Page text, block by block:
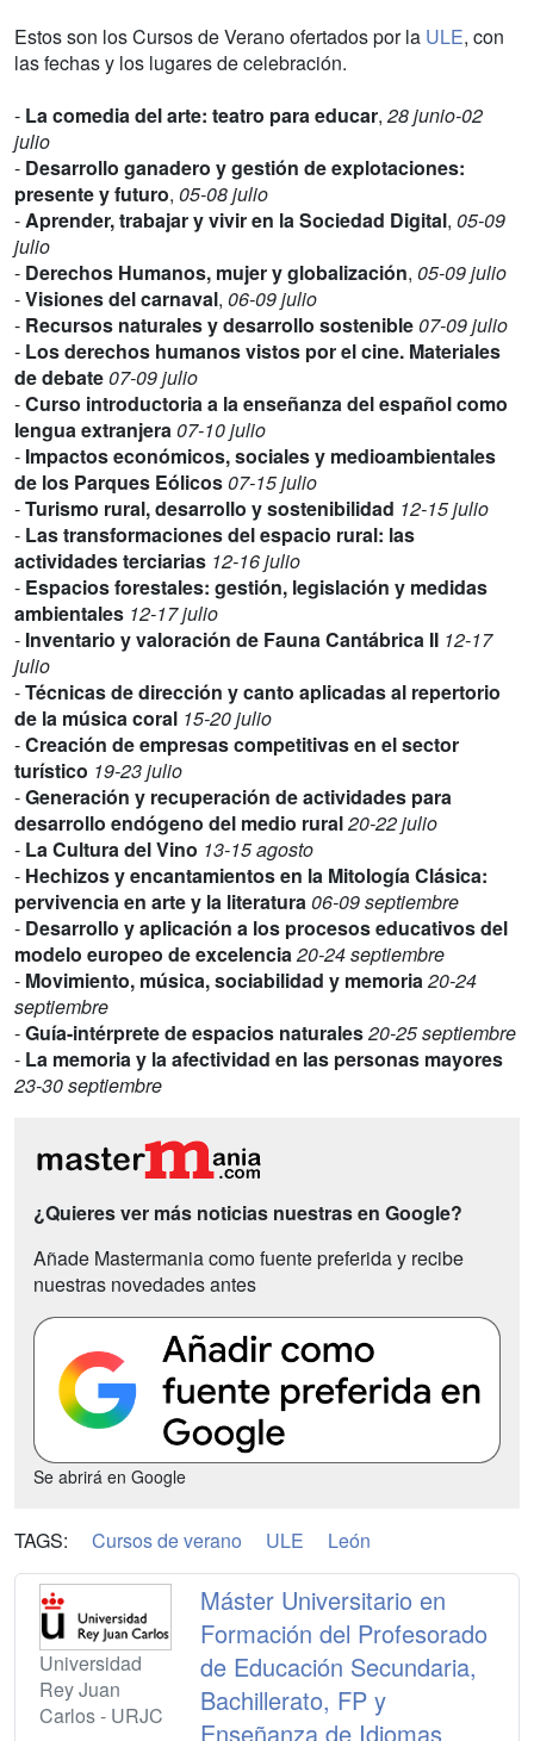
Estos son los Cursos de Verano ofertados por la ULE, con
las fechas y los lugares de celebración.
- La comedia del arte: teatro para educar, 28 junio-02
julio
- Desarrollo ganadero y gestión de explotaciones:
presente y futuro, 05-08 julio
-Aprender, trabajar y vivir en la Sociedad Digital, 05-09
julio
- Derechos Humanos, mujer y globalización, 05-09 julio
-Visiones del carnaval, 06-09 julio
- Recursos naturales y desarrollo sostenible07-09 julio
- Los derechos humanos vistos por el cine. Materiales
de debate07-09 julio
-Curso introductoria a la enseñanza del español como
lengua extranjera07-10 julio
- Impactos económicos, sociales y medioambientales
de los Parques Eólicos07-15 julio
-Turismo rural, desarrollo y sostenibilidad 12-15 julio
- Las transformaciones del espacio rural: las
actividades terciarias 12-16 julio
- Espacios forestales: gestión, legislación y medidas
ambientales 12-17 julio
- Inventario y valoración de Fauna Cantábrica II 12-17
julio
-Técnicas de dirección y canto aplicadas al repertorio
de la música coral 15-20 julio
-Creación de empresas competitivas en el sector
turístico 19-23 julio
-Generación y recuperación de actividades para
desarrollo endógeno del medio rural20-22 julio
- La Cultura del Vino 13-15 agosto
- Hechizos y encantamientos en la Mitología Clásica:
pervivencia en arte y la literatura06-09 septiembre
- Desarrollo y aplicación a los procesos educativos del
modelo europeo de excelencia20-24 septiembre
- Movimiento, música, sociabilidad y memoria20-24
septiembre
-Guía-intérprete de espacios naturales20-25 septiembre
- La memoria y la afectividad en las personas mayores
23-30 septiembre
¿Quieres ver más noticias nuestras en Google?
Añade Mastermania como fuente preferida y recibe
nuestras novedades antes
Se abrirá en Google
TAGS: Cursos de verano ULE León
Universidad
Rey Juan
Carlos - URJC
Máster Universitario en
Formación del Profesorado
de Educación Secundaria,
Bachillerato, FP y
Enseñanza de Idiomas